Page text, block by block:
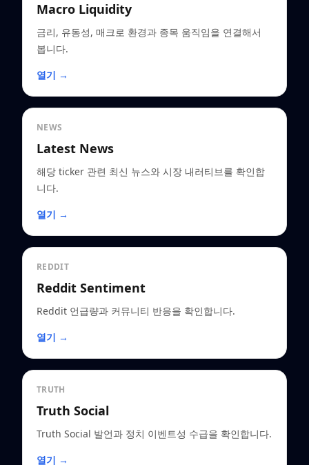
Macro Liquidity
금리, 유동성, 매크로 환경과 종목 움직임을 연결해서
봅니다.
열기 →
NEWS
Latest News
해당 ticker 관련 최신 뉴스와 시장 내러티브를 확인합
니다.
열기 →
REDDIT
Reddit Sentiment
Reddit 언급량과 커뮤니티 반응을 확인합니다.
열기 →
TRUTH
Truth Social
Truth Social 발언과 정치 이벤트성 수급을 확인합니다.
열기 →